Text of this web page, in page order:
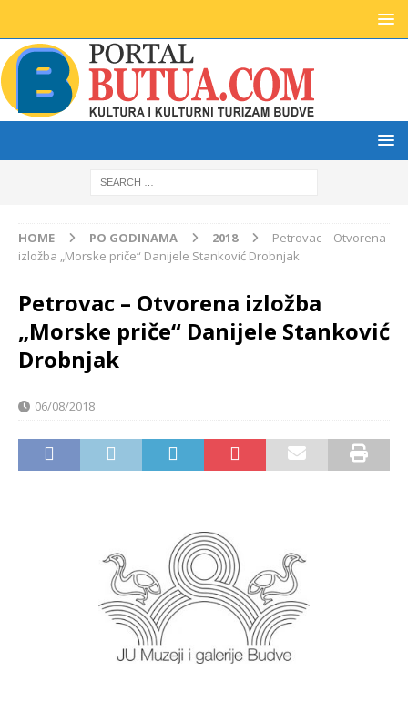
HOME PO GODINAMA 2018
Petrovac – Otvorena
izložba „Morske priče“ Danijele Stanković Drobnjak
Petrovac – Otvorena izložba
„Morske priče“ Danijele Stanković
Drobnjak
06/08/2018